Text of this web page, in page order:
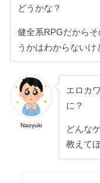
どうかな？
健全系RPGだから
うかはわからないけ
Naoyuki
エロカ
に？
どんな
教えて